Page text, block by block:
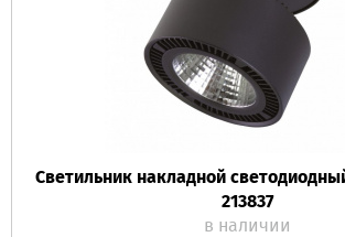
Светильник накладной
213837
в наличии